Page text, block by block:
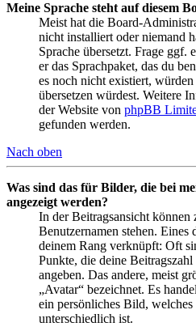
Meine Sprache steht auf diesem
Meist hat die Board-
nicht installiert oder niemand
Sprache übersetzt. Frage
er das Sprachpaket, das du
es noch nicht existiert,
übersetzen würdest. Weitere
der Website von phpBB
gefunden werden.
Nach oben
Was sind das für Bilder, die bei
angezeigt werden?
In der Beitragsansicht
Benutzernamen stehen.
deinem Rang verknüpft: Oft
Punkte, die deine
angeben. Das andere, meist
„Avatar“ bezeichnet. Es
ein persönliches Bild,
unterschiedlich ist.